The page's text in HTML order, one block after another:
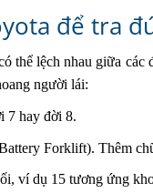
để tra
thể lệch nhau giữa
người lái:
7 hay đời 8.
Forklift). Thêm
ví dụ 15 tương ứng